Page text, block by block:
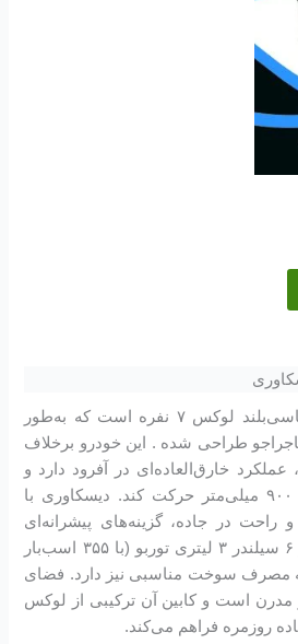
لندرور دیسکاوری یک شاسی‌بلند لوکس ۷ نفره است که به‌طور
طراحی شده . این خودرو برخلاف
خارق‌العاده‌ای در آفرود دارد و
می‌تواند در آب به عمق ۹۰۰ میلی‌متر حرکت کند. دیسکاوری با
در جاده، گزینه‌های پیشرانه‌ای
قدرتمندی مثل یک موتور ۶ سیلندر ۳ لیتری توربو (با ۳۵۵ اسب‌بار
مصرف سوخت مناسبی نیز دارد. فضای
مدرن است و کابین آن ترکیبی از لوکس
روزمره فراهم می‌کند.